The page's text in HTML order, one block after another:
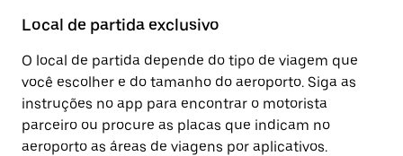
Local de partida exclusivo
O local de partida depende do tipo de viagem que
você escolher e do tamanho do aeroporto. Siga as
instruções no app para encontrar o motorista
parceiro ou procure as placas que indicam no
aeroporto as áreas de viagens por aplicativos.